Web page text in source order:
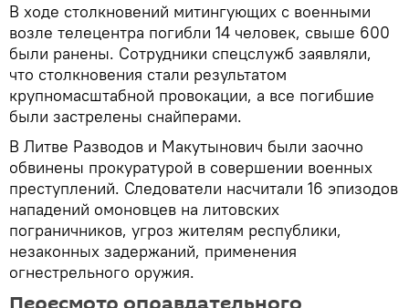
В ходе столкновений митингующих с военными
возле телецентра погибли 14 человек, свыше 600
были ранены. Сотрудники спецслужб заявляли,
что столкновения стали результатом
крупномасштабной провокации, а все погибшие
были застрелены снайперами.
В Литве Разводов и Макутынович были заочно
обвинены прокуратурой в совершении военных
преступлений. Следователи насчитали 16 эпизодов
нападений омоновцев на литовских
пограничников, угроз жителям республики,
незаконных задержаний, применения
огнестрельного оружия.